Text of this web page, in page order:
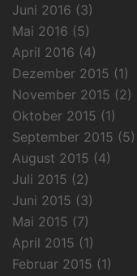
Juni 2016 (3)
Mai 2016 (5)
April 2016 (4)
Dezember 2015 (1)
November 2015 (2)
Oktober 2015 (1)
September 2015 (5)
August 2015 (4)
Juli 2015 (2)
Juni 2015 (3)
Mai 2015 (7)
April 2015 (1)
Februar 2015 (1)